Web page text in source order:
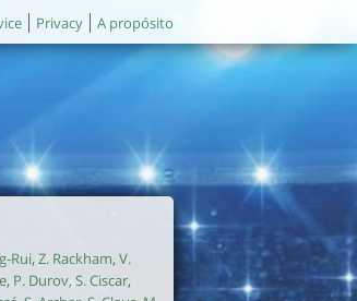
Privacy A propósito
Rui, Z. Rackham, V.
, P. Durov, S. Ciscar,